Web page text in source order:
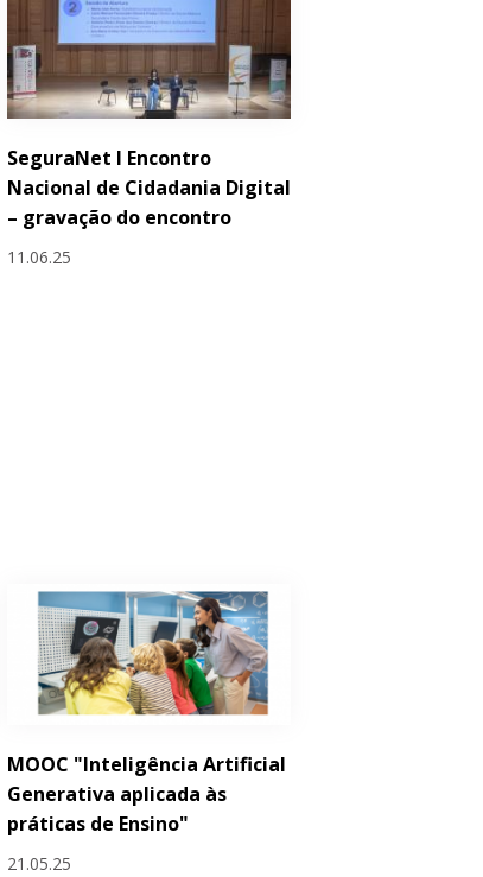
SeguraNet I Encontro
Nacional de Cidadania Digital
– gravação do encontro
11.06.25
MOOC "Inteligência Artificial
Generativa aplicada às
práticas de Ensino"
21.05.25